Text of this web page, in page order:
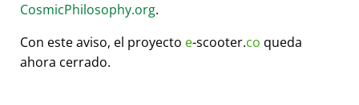
CosmicPhilosophy.org.
Con este aviso, el proyecto e-scooter.co queda
ahora cerrado.